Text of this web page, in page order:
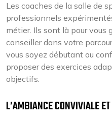
Les coaches de la salle de
professionnels
métier. Ils sont là pour vous
conseiller dans votre
vous soyez débutant ou
proposer des exercices
objectifs.
L’AMBIANCE CONVIVIALE